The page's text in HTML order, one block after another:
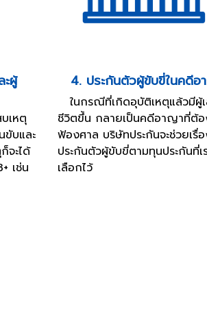
ผู้
เหตุ
ขับและ
จะได้
เช่น
4. ประกันตัวผู้ขับขี่ในคดีอ
ในกรณีที่เกิดอุบัติเหตุแล้วมีผู้
ชีวิตขึ้น กลายเป็นคดีอาญาที่ต้
ฟ้องศาล บริษัทประกันจะช่วยเรื่
ประกันตัวผู้ขับขี่ตามทุนประกันที่เ
เลือกไว้